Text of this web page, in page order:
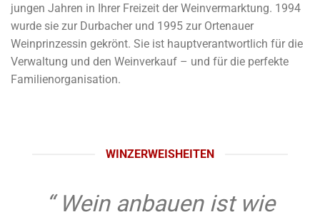
jungen Jahren in Ihrer Freizeit der Weinvermarktung. 1994
wurde sie zur Durbacher und 1995 zur Ortenauer
Weinprinzessin gekrönt. Sie ist hauptverantwortlich für die
Verwaltung und den Weinverkauf – und für die perfekte
Familienorganisation.
WINZERWEISHEITEN
“ Wein anbauen ist wie